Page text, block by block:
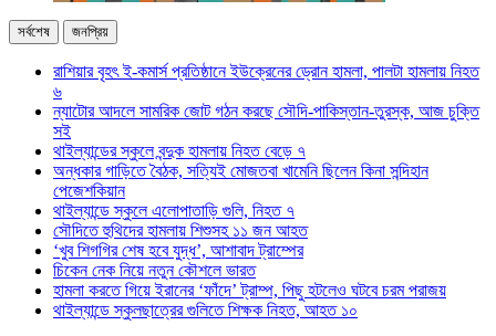
সর্বশেষ জনপ্রিয়
রাশিয়ার বৃহৎ ই-কমার্স প্রতিষ্ঠানে ইউক্রেনের ড্রোন হামলা, পালটা হামলায় নিহত
৬
ন্যাটোর আদলে সামরিক জোট গঠন করছে সৌদি-পাকিস্তান-তুরস্ক, আজ চুক্তি
সই
থাইল্যান্ডের স্কুলে বন্দুক হামলায় নিহত বেড়ে ৭
অন্ধকার গাড়িতে বৈঠক, সত্যিই মোজতবা খামেনি ছিলেন কিনা সন্দিহান
পেজেশকিয়ান
থাইল্যান্ডে স্কুলে এলোপাতাড়ি গুলি, নিহত ৭
সৌদিতে হুথিদের হামলায় শিশুসহ ১১ জন আহত
‘খুব শিগগির শেষ হবে যুদ্ধ’, আশাবাদ ট্রাম্পের
চিকেন নেক নিয়ে নতুন কৌশলে ভারত
হামলা করতে গিয়ে ইরানের ‘ফাঁদে’ ট্রাম্প, পিছু হটলেও ঘটবে চরম পরাজয়
থাইল্যান্ডে স্কুলছাত্রের গুলিতে শিক্ষক নিহত, আহত ১০